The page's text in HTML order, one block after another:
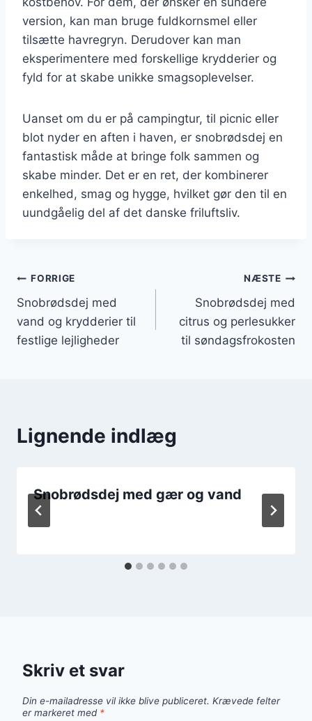
version, kan man bruge fuldkornsmel eller
tilsætte havregryn. Derudover kan man
eksperimentere med forskellige krydderier og
fyld for at skabe unikke smagsoplevelser.
Uanset om du er på campingtur, til picnic eller
blot nyder en aften i haven, er snobrødsdej en
fantastisk måde at bringe folk sammen og
skabe minder. Det er en ret, der kombinerer
enkelhed, smag og hygge, hvilket gør den til en
uundgåelig del af det danske friluftsliv.
Indlægsnavigation
FORRIGE
Snobrødsdej med
vand og krydderier til
festlige lejligheder
NÆSTE
Snobrødsdej med
citrus og perlesukker
til søndagsfrokosten
Lignende indlæg
Snobrødsdej med gær og vand
Skriv et svar
Din e-mailadresse vil ikke blive publiceret. Krævede felter
er markeret med *